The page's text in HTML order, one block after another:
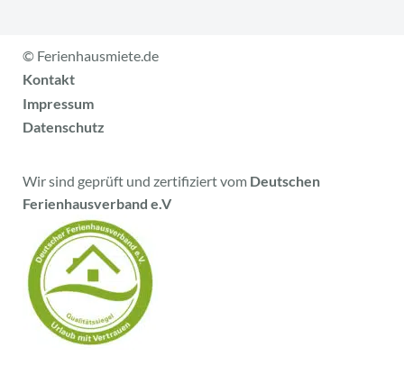
© Ferienhausmiete.de
Kontakt
Impressum
Datenschutz
Wir sind geprüft und zertifiziert vom Deutschen
Ferienhausverband e.V